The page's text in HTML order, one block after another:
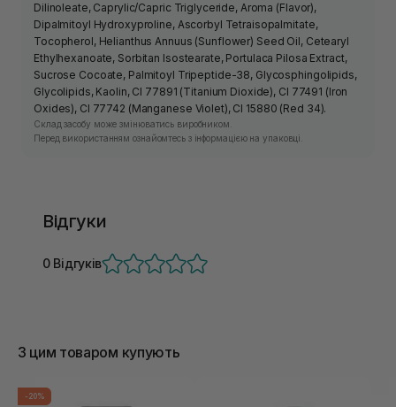
Dilinoleate, Caprylic/Capric Triglyceride, Aroma (Flavor),
Dipalmitoyl Hydroxyproline, Ascorbyl Tetraisopalmitate,
Tocopherol, Helianthus Annuus (Sunflower) Seed Oil, Cetearyl
Ethylhexanoate, Sorbitan Isostearate, Portulaca Pilosa Extract,
Sucrose Cocoate, Palmitoyl Tripeptide-38, Glycosphingolipids,
Glycolipids, Kaolin, CI 77891 (Titanium Dioxide), CI 77491 (Iron
Oxides), CI 77742 (Manganese Violet), CI 15880 (Red 34).
Склад засобу може змінюватись виробником.
Перед використанням ознайомтесь з інформацією на упаковці.
Відгуки
0 Відгуків
З цим товаром купують
-20%